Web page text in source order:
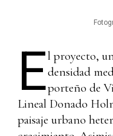
El proyecto,
densidad
porteño de
Lineal Donado
paisaje urbano